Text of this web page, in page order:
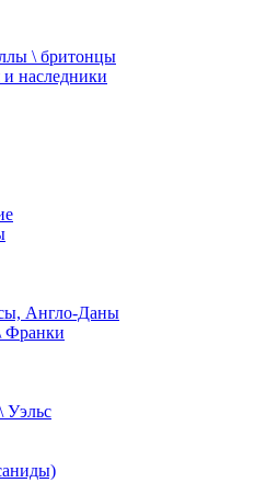
\ бритонцы
наследники
Англо-Даны
Франки
Уэльс